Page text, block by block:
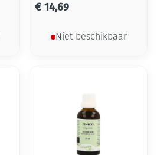
€ 14,69
Niet beschikbaar